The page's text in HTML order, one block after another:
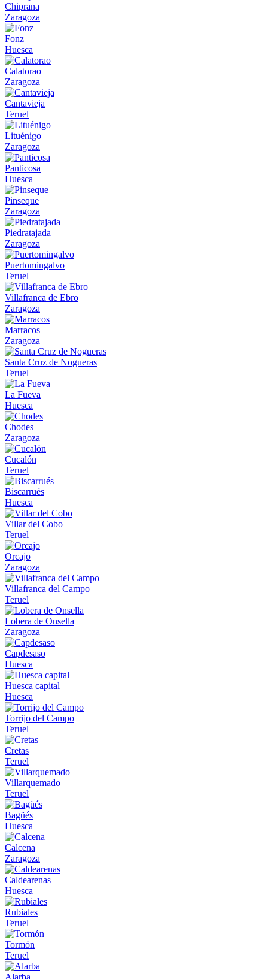
Chiprana
Zaragoza
Fonz
Huesca
Calatorao
Zaragoza
Cantavieja
Teruel
Lituénigo
Zaragoza
Panticosa
Huesca
Pinseque
Zaragoza
Piedratajada
Zaragoza
Puertomingalvo
Teruel
Villafranca de Ebro
Zaragoza
Marracos
Zaragoza
Santa Cruz de Nogueras
Teruel
La Fueva
Huesca
Chodes
Zaragoza
Cucalón
Teruel
Biscarrués
Huesca
Villar del Cobo
Teruel
Orcajo
Zaragoza
Villafranca del Campo
Teruel
Lobera de Onsella
Zaragoza
Capdesaso
Huesca
Huesca capital
Huesca
Torrijo del Campo
Teruel
Cretas
Teruel
Villarquemado
Teruel
Bagüés
Huesca
Calcena
Zaragoza
Caldearenas
Huesca
Rubiales
Teruel
Tormón
Teruel
Alarba